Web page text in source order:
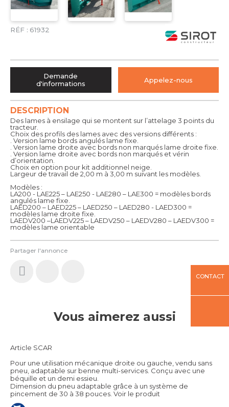
RÉF : 61932
Partager l'annonce
DESCRIPTION
Des lames à ensilage qui se montent sur l’attelage 3 points du
tracteur.
Choix des profils des lames avec des versions différents :
. Version lame bords angulés lame fixe.
. Version lame droite avec bords non marqués lame droite fixe.
. Version lame droite avec bords non marqués et vérin
d’orientation.
Choix en option pour kit additionnel neige.
Largeur de travail de 2,00 m à 3,00 m suivant les modèles.
Modèles :
LA200 - LAE225 – LAE250 - LAE280 – LAE300 = modèles bords
angulés lame fixe.
LAED200 – LAED225 – LAED250 – LAED280 - LAED300 =
modèles lame droite fixe.
LAEDV200 –LAEDV225 – LAEDV250 – LAEDV280 – LAEDV300 =
modèles lame orientable
Demande
d'informations
Appelez-nous
Vous aimerez aussi
Article SCAR
Pour une utilisation mécanique droite ou gauche, vendu sans
pneu, adaptable sur benne multi-services. Conçu avec une
béquille et un demi essieu.
Dimension du pneu adaptable grâce à un système de
pincement de 30 à 38 pouces. Voir le produit
CONTACT